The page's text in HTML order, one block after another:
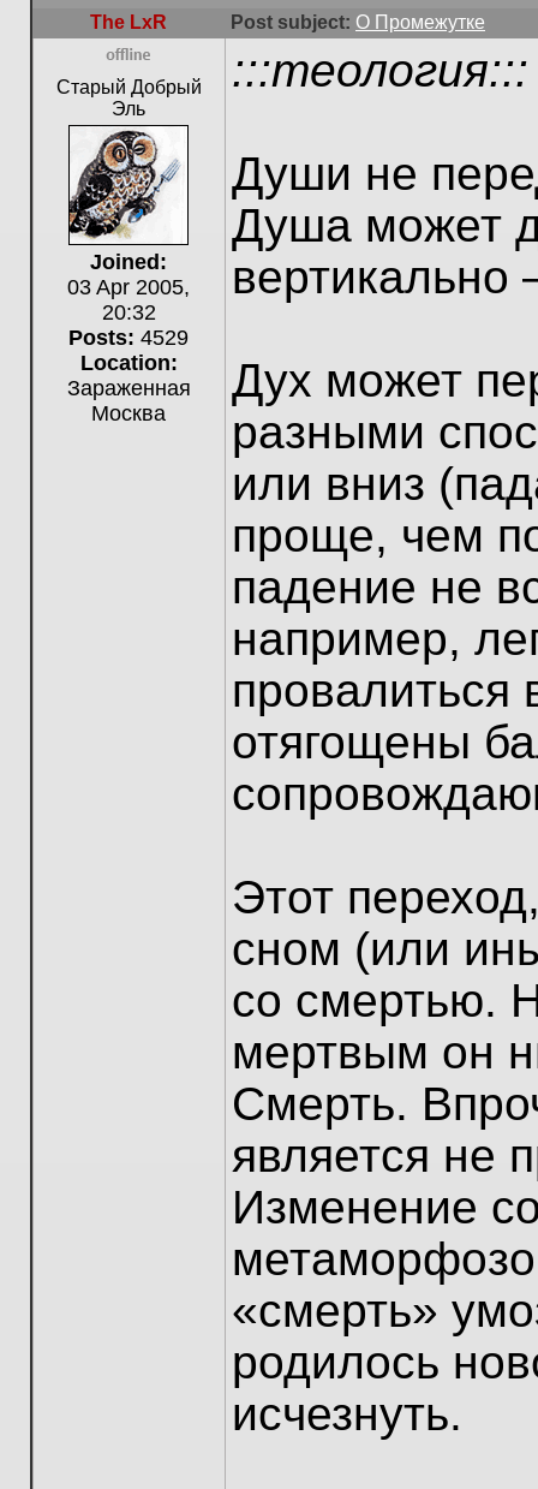
The LxR Post subject: О Промежутке
Offline
Старый Добрый
Эль
Joined:
03 Apr 2005,
20:32
Posts: 4529
Location:
Зараженная
Москва
:::теология:::
Души не
Душа может
Дух может
разными
или вниз
проще, чем
падение не
например,
отягощены
Этот
сном (или
со смертью.
мертвым он
Смерть.
является не
Изменение
«смерть»
родилось
исчезнуть.